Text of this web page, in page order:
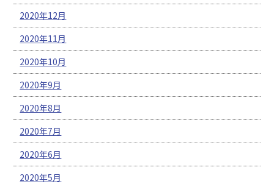
2020年12月
2020年11月
2020年10月
2020年9月
2020年8月
2020年7月
2020年6月
2020年5月